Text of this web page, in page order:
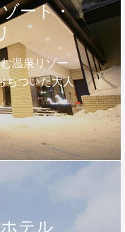
ート・
温泉リゾー
ちついた大人
テル